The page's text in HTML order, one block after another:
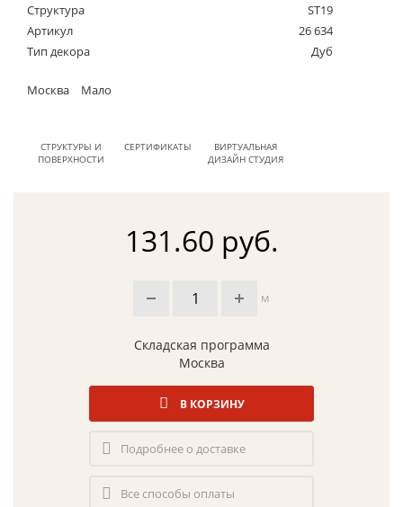
Структура
ST19
Артикул
26 634
Тип декора
Дуб
Москва Мало
СТРУКТУРЫ И
ПОВЕРХНОСТИ
СЕРТИФИКАТЫ
ВИРТУАЛЬНАЯ
ДИЗАЙН СТУДИЯ
131.60 руб.
м
Складская программа
Москва
В КОРЗИНУ
Подробнее о доставке
Все способы оплаты